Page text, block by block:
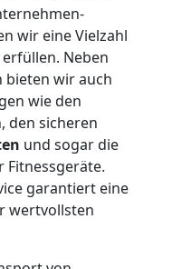
wir eine Vielzahl
Neben
bieten wir auch
wie den
den sicheren
und sogar die
garantiert eine
wertvollsten